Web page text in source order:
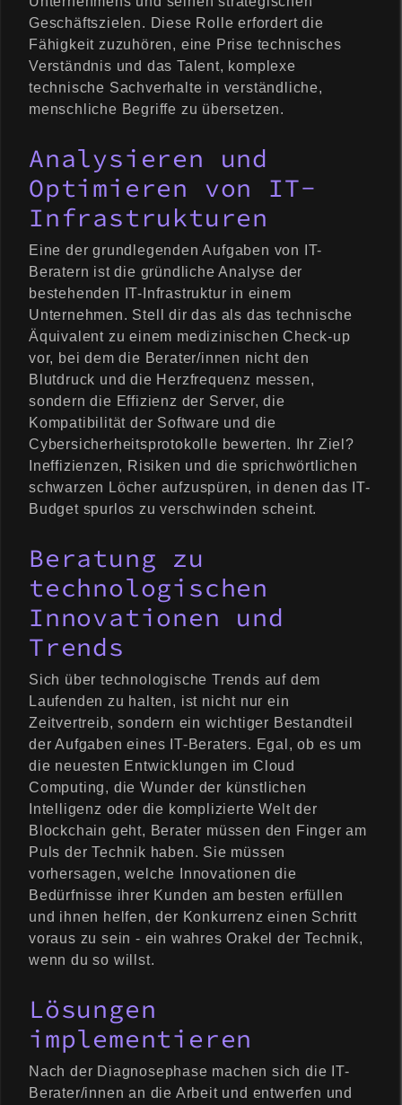
Geschäftszielen. Diese Rolle erfordert die
Fähigkeit zuzuhören, eine Prise technisches
Verständnis und das Talent, komplexe
technische Sachverhalte in verständliche,
menschliche Begriffe zu übersetzen.
Analysieren und
Optimieren von IT-
Infrastrukturen
Eine der grundlegenden Aufgaben von IT-
Beratern ist die gründliche Analyse der
bestehenden IT-Infrastruktur in einem
Unternehmen. Stell dir das als das technische
Äquivalent zu einem medizinischen Check-up
vor, bei dem die Berater/innen nicht den
Blutdruck und die Herzfrequenz messen,
sondern die Effizienz der Server, die
Kompatibilität der Software und die
Cybersicherheitsprotokolle bewerten. Ihr Ziel?
Ineffizienzen, Risiken und die sprichwörtlichen
schwarzen Löcher aufzuspüren, in denen das IT-
Budget spurlos zu verschwinden scheint.
Beratung zu
technologischen
Innovationen und
Trends
Sich über technologische Trends auf dem
Laufenden zu halten, ist nicht nur ein
Zeitvertreib, sondern ein wichtiger Bestandteil
der Aufgaben eines IT-Beraters. Egal, ob es um
die neuesten Entwicklungen im Cloud
Computing, die Wunder der künstlichen
Intelligenz oder die komplizierte Welt der
Blockchain geht, Berater müssen den Finger am
Puls der Technik haben. Sie müssen
vorhersagen, welche Innovationen die
Bedürfnisse ihrer Kunden am besten erfüllen
und ihnen helfen, der Konkurrenz einen Schritt
voraus zu sein - ein wahres Orakel der Technik,
wenn du so willst.
Lösungen
implementieren
Nach der Diagnosephase machen sich die IT-
Berater/innen an die Arbeit und entwerfen und